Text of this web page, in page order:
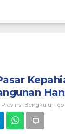
Provinsi Bengkulu